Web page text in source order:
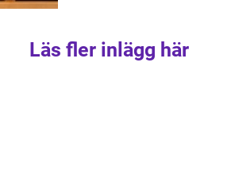
Läs fler inlägg här